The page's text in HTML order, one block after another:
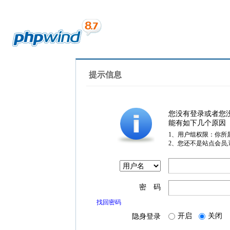
提示信息
您没有登录或者您
能有如下几个原因
1、用户组权限：你所
2、您还不是站点会员
密 码
找回密码
隐身登录 开启 关闭